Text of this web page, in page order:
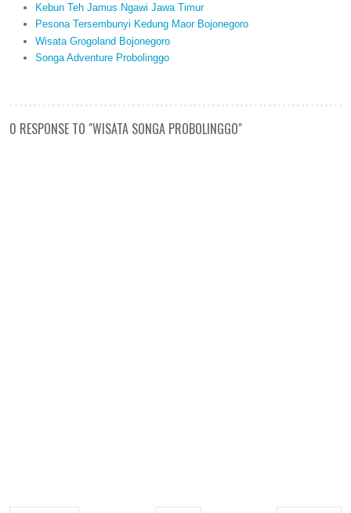
Kebun Teh Jamus Ngawi Jawa Timur
Pesona Tersembunyi Kedung Maor Bojonegoro
Wisata Grogoland Bojonegoro
Songa Adventure Probolinggo
0 RESPONSE TO "WISATA SONGA PROBOLINGGO"